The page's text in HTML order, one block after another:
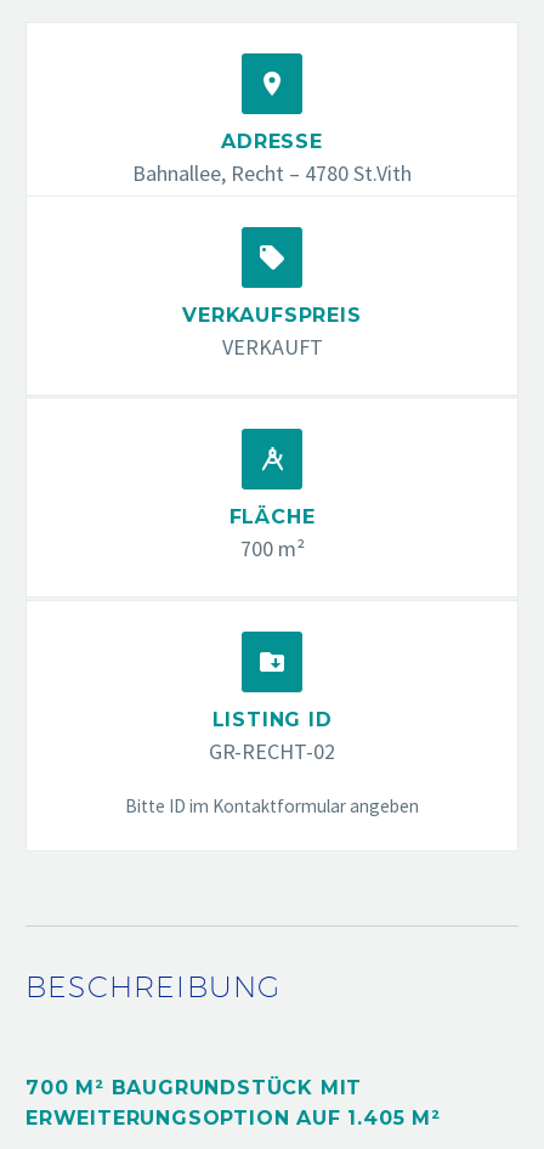


ADRESSE
Bahnallee, Recht – 4780 St.Vith


VERKAUFSPREIS
VERKAUFT


FLÄCHE
700 m²


LISTING ID
GR-RECHT-02
Bitte ID im Kontaktformular angeben
BESCHREIBUNG
700 M² BAUGRUNDSTÜCK MIT
ERWEITERUNGSOPTION AUF 1.405 M²